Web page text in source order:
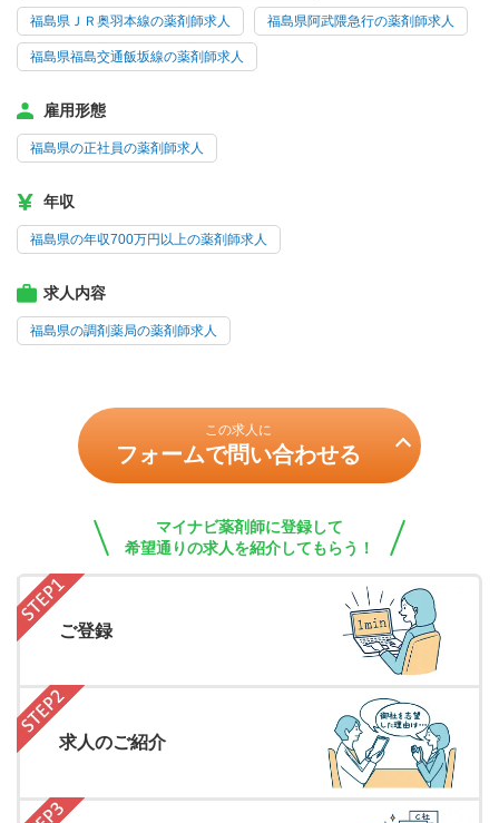
福島県ＪＲ奥羽本線の薬剤師求人 福島県阿武隈急行の薬剤師求人
福島県福島交通飯坂線の薬剤師求人
雇用形態
福島県の正社員の薬剤師求人
年収
福島県の年収700万円以上の薬剤師求人
求人内容
福島県の調剤薬局の薬剤師求人
この求人に
フォームで問い合わせる
マイナビ薬剤師に登録して
希望通りの求人を紹介してもらう！
ご登録
求人のご紹介